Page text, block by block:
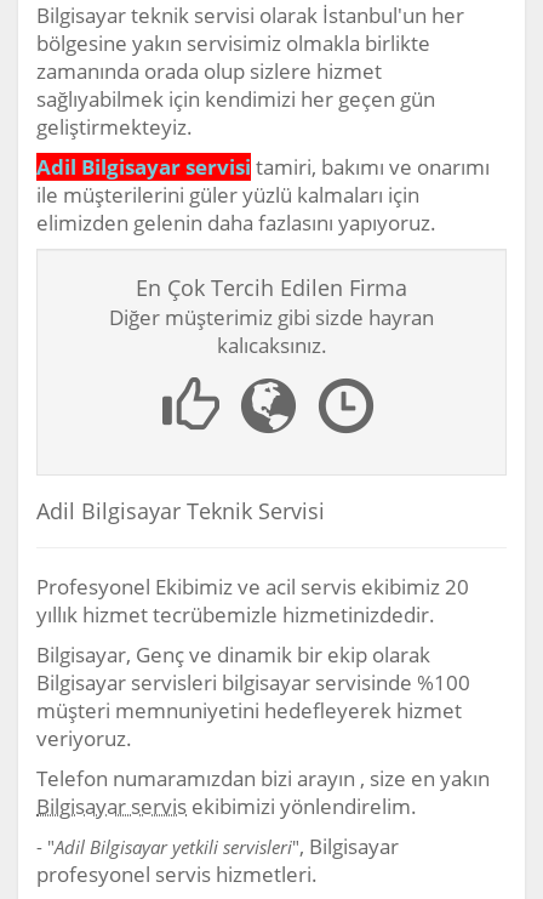
Bilgisayar teknik servisi olarak İstanbul'un her
bölgesine yakın servisimiz olmakla birlikte
zamanında orada olup sizlere hizmet
sağlıyabilmek için kendimizi her geçen gün
geliştirmekteyiz.
Adil Bilgisayar servisi tamiri, bakımı ve onarımı
ile müşterilerini güler yüzlü kalmaları için
elimizden gelenin daha fazlasını yapıyoruz.
En Çok Tercih Edilen Firma
Diğer müşterimiz gibi sizde hayran
kalıcaksınız.
Adil Bilgisayar Teknik Servisi
Profesyonel Ekibimiz ve acil servis ekibimiz 20
yıllık hizmet tecrübemizle hizmetinizdedir.
Bilgisayar, Genç ve dinamik bir ekip olarak
Bilgisayar servisleri bilgisayar servisinde %100
müşteri memnuniyetini hedefleyerek hizmet
veriyoruz.
Telefon numaramızdan bizi arayın , size en yakın
Bilgisayar servis ekibimizi yönlendirelim.
- "Adil Bilgisayar yetkili servisleri", Bilgisayar
profesyonel servis hizmetleri.